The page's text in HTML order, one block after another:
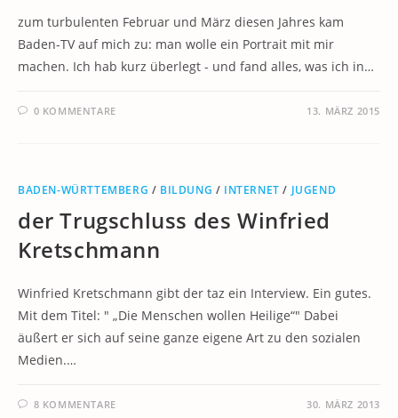
zum turbulenten Februar und März diesen Jahres kam
Baden-TV auf mich zu: man wolle ein Portrait mit mir
machen. Ich hab kurz überlegt - und fand alles, was ich in…
0 KOMMENTARE 13. MÄRZ 2015
BADEN-WÜRTTEMBERG / BILDUNG / INTERNET / JUGEND
der Trugschluss des Winfried
Kretschmann
Winfried Kretschmann gibt der taz ein Interview. Ein gutes.
Mit dem Titel: " „Die Menschen wollen Heilige“" Dabei
äußert er sich auf seine ganze eigene Art zu den sozialen
Medien.…
8 KOMMENTARE 30. MÄRZ 2013